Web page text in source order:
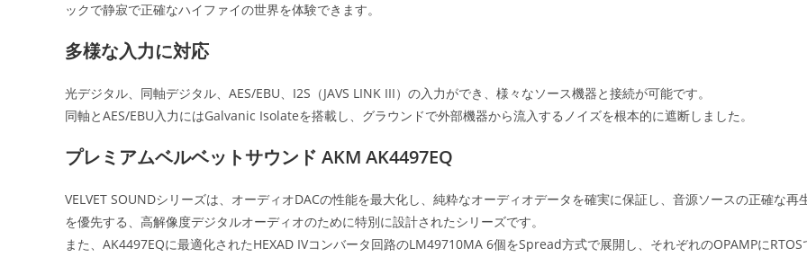
ックで静寂で正確なハイファイの世界を体験できます。
多様な入力に対応
光デジタル、同軸デジタル、AES/EBU、I2S（JAVS LINK III）の入力ができ、様々なソース機器と接続が可能です。
同軸とAES/EBU入力にはGalvanic Isolateを搭載し、グラウンドで外部機器から流入するノイズを根本的に遮断しました。
プレミアムベルベットサウンド AKM AK4497EQ
VELVET SOUNDシリーズは、オーディオDACの性能を最大化し、純粋なオーディオデータを確実に保証し、音源ソースの正確な再
を優先する、高解像度デジタルオーディオのために特別に設計されたシリーズです。
また、AK4497EQに最適化されたHEXAD IVコンバータ回路のLM49710MA 6個をSpread方式で展開し、それぞれのOPAMPにRTOS